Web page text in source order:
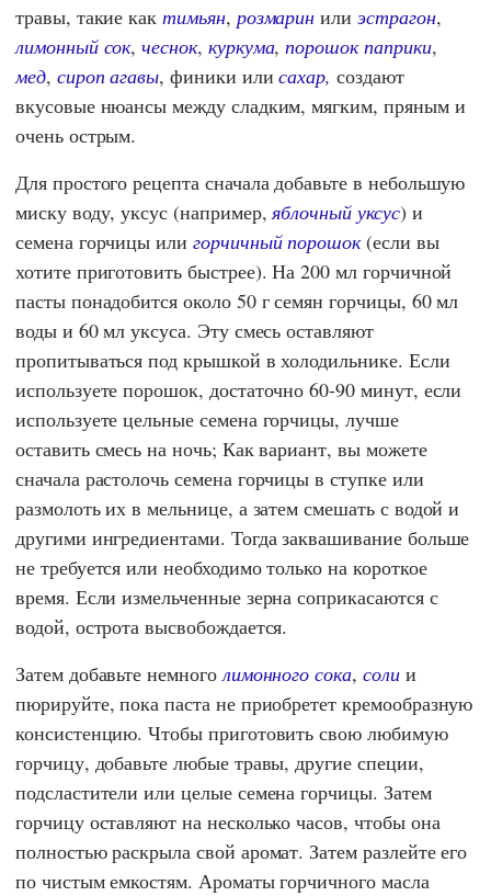
травы, такие кактимьян, розмарин или эстрагон,
лимонный сок,чеснок, куркума,порошок паприки,
мед, сироп агавы, финики илисахар, создают
вкусовые нюансы между сладким, мягким, пряным и
очень острым.
Для простого рецепта сначала добавьте в небольшую
миску воду, уксус (например,яблочный уксус) и
семена горчицы или горчичный порошок(если вы
хотите приготовить быстрее). На 200 мл горчичной
пасты понадобится около 50 г семян горчицы, 60 мл
воды и 60 мл уксуса. Эту смесь оставляют
пропитываться под крышкой в холодильнике. Если
используете порошок, достаточно 60-90 минут, если
используете цельные семена горчицы, лучше
оставить смесь на ночь; Как вариант, вы можете
сначала растолочь семена горчицы в ступке или
размолоть их в мельнице, а затем смешать с водой и
другими ингредиентами. Тогда заквашивание больше
не требуется или необходимо только на короткое
время. Если измельченные зерна соприкасаются с
водой, острота высвобождается.
Затем добавьте немноголимонного сока, солии
пюрируйте, пока паста не приобретет кремообразную
консистенцию. Чтобы приготовить свою любимую
горчицу, добавьте любые травы, другие специи,
подсластители или целые семена горчицы. Затем
горчицу оставляют на несколько часов, чтобы она
полностью раскрыла свой аромат. Затем разлейте его
по чистым емкостям. Ароматы горчичного масла